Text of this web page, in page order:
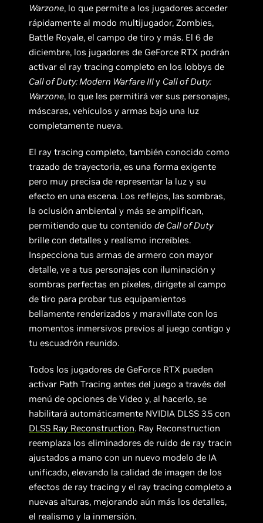
Warzone, lo que permite a los jugadores acceder
rápidamente al modo multijugador, Zombies,
Battle Royale, el campo de tiro y más. El 6 de
diciembre, los jugadores de GeForce RTX podrán
activar el ray tracing completo en los lobbys de
Call of Duty: Modern Warfare IIIy Call of Duty:
Warzone, lo que les permitirá ver sus personajes,
máscaras, vehículos y armas bajo una luz
completamente nueva.
El ray tracing completo, también conocido como
trazado de trayectoria, es una forma exigente
pero muy precisa de representar la luz y su
efecto en una escena. Los reflejos, las sombras,
la oclusión ambiental y más se amplifican,
permitiendo que tu contenidode Call of Duty
brille con detalles y realismo increíbles.
Inspecciona tus armas de armero con mayor
detalle, ve a tus personajes con iluminación y
sombras perfectas en píxeles, dirígete al campo
de tiro para probar tus equipamientos
bellamente renderizados y maravíllate con los
momentos inmersivos previos al juego contigo y
tu escuadrón reunido.
Todos los jugadores de GeForce RTX pueden
activar Path Tracing antes del juego a través del
menú de opciones de Video y, al hacerlo, se
habilitará automáticamente NVIDIA DLSS 3.5 con
DLSS Ray Reconstruction. Ray Reconstruction
reemplaza los eliminadores de ruido de ray tracin
ajustados a mano con un nuevo modelo de IA
unificado, elevando la calidad de imagen de los
efectos de ray tracing y el ray tracing completo a
nuevas alturas, mejorando aún más los detalles,
el realismo y la inmersión.